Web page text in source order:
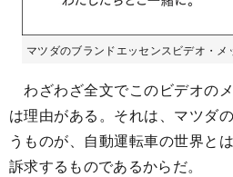
マツダのブランドエッセンスビデオ・メ
わざわざ全文でこのビデオの
は理由がある。それは、マツダ
うものが、自動運転車の世界と
訴求するものであるからだ。